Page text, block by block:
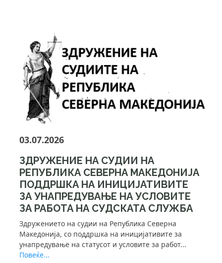
03.07.2026
ЗДРУЖЕНИЕ НА СУДИИ НА
РЕПУБЛИКА СЕВЕРНА МАКЕДОНИЈА
ПОДДРШКА НА ИНИЦИЈАТИВИТЕ
ЗА УНАПРЕДУВАЊЕ НА УСЛОВИТЕ
ЗА РАБОТА НА СУДСКАТА СЛУЖБА
Здружението на судии на Република Северна
Македонија, со поддршка на иницијативите за
унапредување на статусот и условите за работ...
Повеќе...